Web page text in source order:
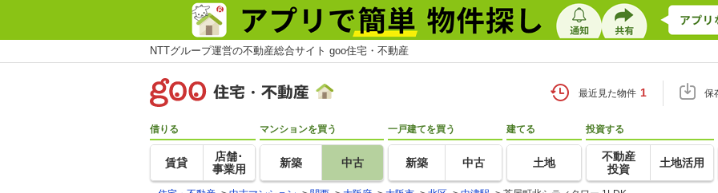
NTTグループ運営の不動産総合サイト goo住宅・不動産
最近見た物件 1 保
借りる
賃貸
店舗･
事業用
マンションを買う
新築 中古
一戸建てを買う
新築 中古
建てる
土地
投資する
不動産
投資
土地活用